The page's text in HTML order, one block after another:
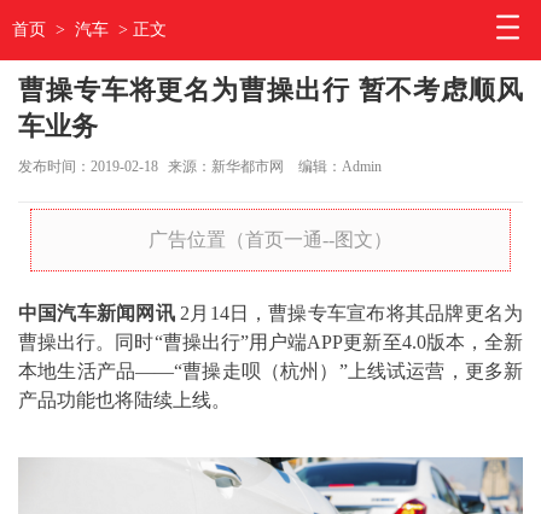
首页 > 汽车 > 正文
曹操专车将更名为曹操出行 暂不考虑顺风
车业务
发布时间：2019-02-18 来源：新华都市网 编辑：Admin
广告位置（首页一通--图文）
中国汽车新闻网讯2月14日，曹操专车宣布将其品牌更名为
曹操出行。同时“曹操出行”用户端APP更新至4.0版本，全新
本地生活产品——“曹操走呗（杭州）”上线试运营，更多新
产品功能也将陆续上线。